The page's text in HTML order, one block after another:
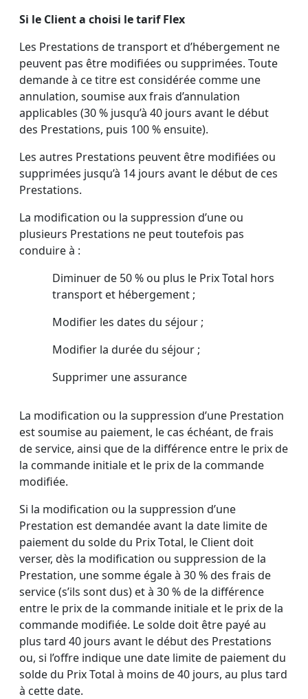
Si le Client a choisi le tarif Flex
Les Prestations de transport et d’hébergement ne
peuvent pas être modifiées ou supprimées. Toute
demande à ce titre est considérée comme une
annulation, soumise aux frais d’annulation
applicables (30 % jusqu’à 40 jours avant le début
des Prestations, puis 100 % ensuite).
Les autres Prestations peuvent être modifiées ou
supprimées jusqu’à 14 jours avant le début de ces
Prestations.
La modification ou la suppression d’une ou
plusieurs Prestations ne peut toutefois pas
conduire à :
Diminuer de 50 % ou plus le Prix Total hors
transport et hébergement ;
Modifier les dates du séjour ;
Modifier la durée du séjour ;
Supprimer une assurance
La modification ou la suppression d’une Prestation
est soumise au paiement, le cas échéant, de frais
de service, ainsi que de la différence entre le prix de
la commande initiale et le prix de la commande
modifiée.
Si la modification ou la suppression d’une
Prestation est demandée avant la date limite de
paiement du solde du Prix Total, le Client doit
verser, dès la modification ou suppression de la
Prestation, une somme égale à 30 % des frais de
service (s’ils sont dus) et à 30 % de la différence
entre le prix de la commande initiale et le prix de la
commande modifiée. Le solde doit être payé au
plus tard 40 jours avant le début des Prestations
ou, si l’offre indique une date limite de paiement du
solde du Prix Total à moins de 40 jours, au plus tard
à cette date.